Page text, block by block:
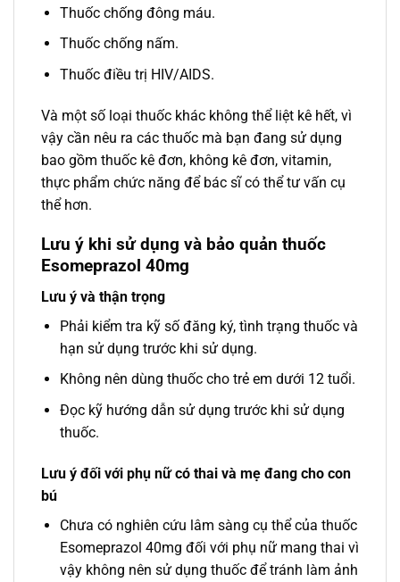
Thuốc chống đông máu.
Thuốc chống nấm.
Thuốc điều trị HIV/AIDS.
Và một số loại thuốc khác không thể liệt kê hết, vì
vậy cần nêu ra các thuốc mà bạn đang sử dụng
bao gồm thuốc kê đơn, không kê đơn, vitamin,
thực phẩm chức năng để bác sĩ có thể tư vấn cụ
thể hơn.
Lưu ý khi sử dụng và bảo quản thuốc
Esomeprazol 40mg
Lưu ý và thận trọng
Phải kiểm tra kỹ số đăng ký, tình trạng thuốc và
hạn sử dụng trước khi sử dụng.
Không nên dùng thuốc cho trẻ em dưới 12 tuổi.
Đọc kỹ hướng dẫn sử dụng trước khi sử dụng
thuốc.
Lưu ý đối với phụ nữ có thai và mẹ đang cho con
bú
Chưa có nghiên cứu lâm sàng cụ thể của thuốc
Esomeprazol 40mg đối với phụ nữ mang thai vì
vậy không nên sử dụng thuốc để tránh làm ảnh